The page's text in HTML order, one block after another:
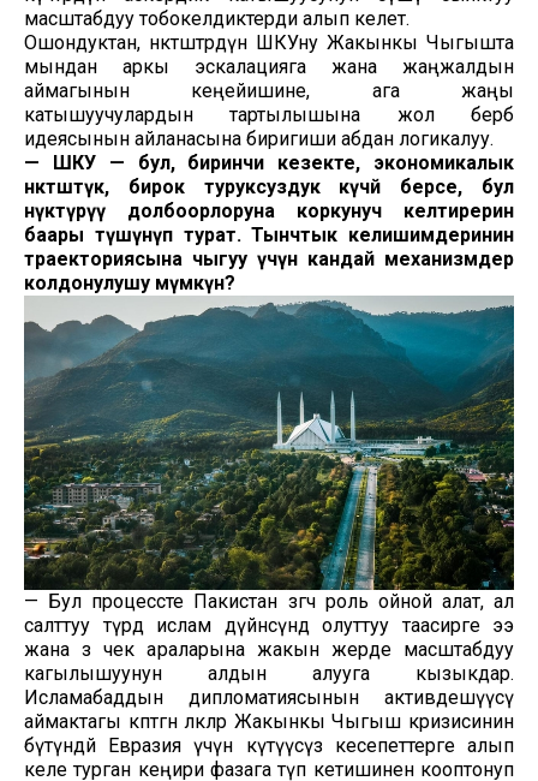
масштабдуу тобокелдиктерди алып келет.
Ошондуктан, өнөктөштөрдүн ШКУну Жакынкы Чыгышта
мындан аркы эскалацияга жана жаңжалдын
аймагынын кеңейишине, ага жаңы
катышуучулардын тартылышына жол бербөө
идеясынын айланасына биригиши абдан логикалуу.
— ШКУ — бул, биринчи кезекте, экономикалык
өнөктөштүк, бирок туруксуздук күчөй берсе, бул
өнүктүрүү долбоорлоруна коркунуч келтирерин
баары түшүнүп турат. Тынчтык келишимдеринин
траекториясына чыгуу үчүн кандай механизмдер
колдонулушу мүмкүн?
— Бул процессте Пакистан өзгөчө роль ойной алат, ал
салттуу түрдө ислам дүйнөсүндө олуттуу таасирге ээ
жана өз чек араларына жакын жерде масштабдуу
кагылышуунун алдын алууга кызыкдар.
Исламабаддын дипломатиясынын активдешүүсү
аймактагы көптөгөн өлкөлөр Жакынкы Чыгыш кризисинин
бүтүндөй Евразия үчүн күтүүсүз кесепеттерге алып
келе турган кеңири фазага өтүп кетишинен кооптонуп